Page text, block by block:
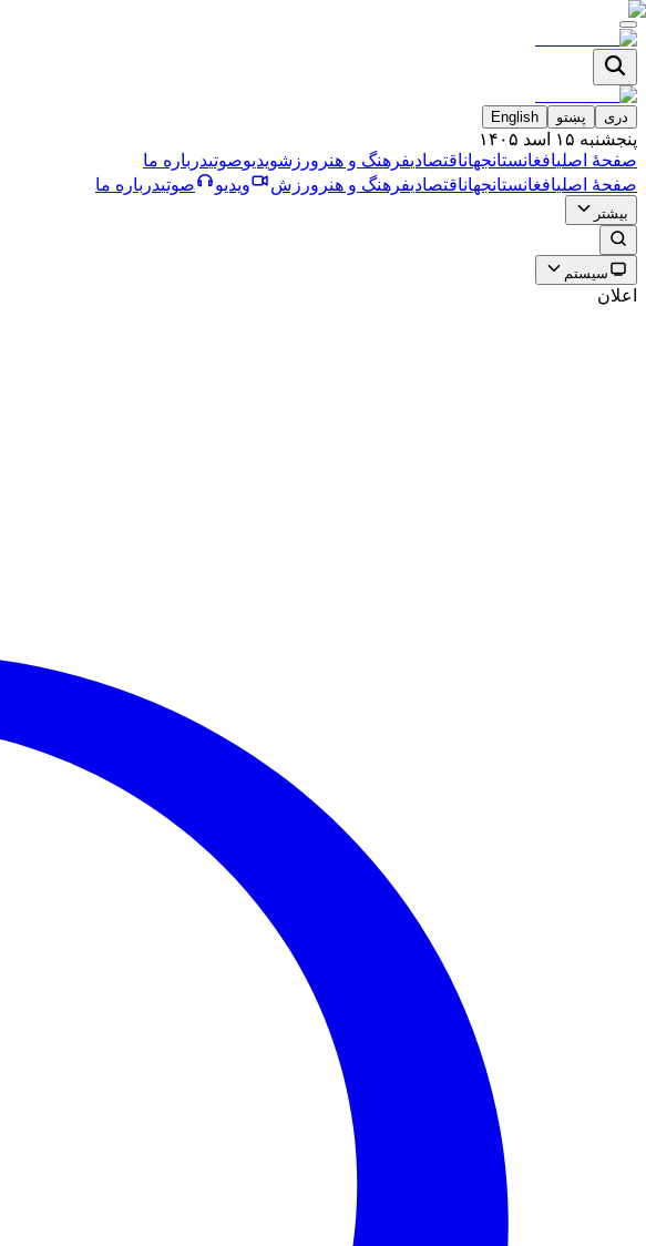
دری پښتو English
پنجشنبه ۱۵ اسد ۱۴۰۵
صفحۀ اصلیافغانستانجهاناقتصادیفرهنگ و هنر ورزشویدیوصوتیدرباره ما
صفحۀ اصلیافغانستانجهاناقتصادیفرهنگ و هنر ورزش ویدیو صوتیدرباره ما
بیشتر
سیستم
اعلان